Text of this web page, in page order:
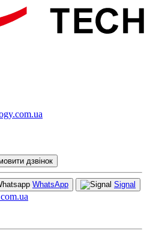
дзвінок
WhatsApp Signal